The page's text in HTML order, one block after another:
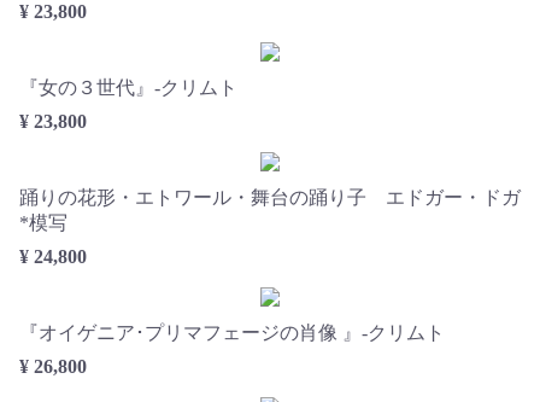
¥ 23,800
『女の３世代』-クリムト
¥ 23,800
踊りの花形・エトワール・舞台の踊り子 エドガー・ドガ
*模写
¥ 24,800
『オイゲニア･プリマフェージの肖像 』-クリムト
¥ 26,800